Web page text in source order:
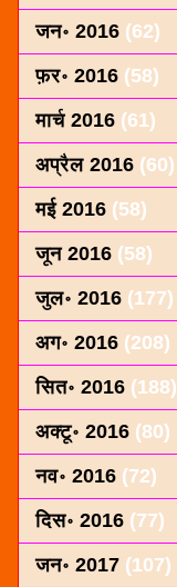
जन॰ 2016 (62)
फ़र॰ 2016 (58)
मार्च 2016 (61)
अप्रैल 2016 (60)
मई 2016 (58)
जून 2016 (58)
जुल॰ 2016 (177)
अग॰ 2016 (208)
सित॰ 2016 (188)
अक्टू॰ 2016 (80)
नव॰ 2016 (72)
दिस॰ 2016 (77)
जन॰ 2017 (107)